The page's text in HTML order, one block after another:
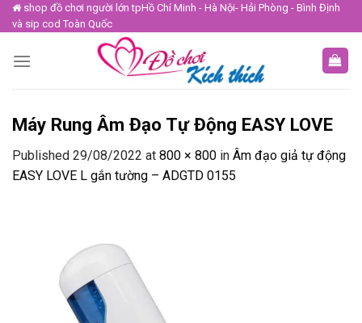
Skip
to
shop đồ chơi người lớn tpHồ Chí Minh - Hà Nội- Hải Phòng - Bình Định
và sip cod Toàn Quốc
Máy Rung Âm Đạo Tự Động EASY LOVE
Published 29/08/2022 at 800 × 800 in Âm đạo giả tự động
EASY LOVE L gắn tường – ADGTD 0155